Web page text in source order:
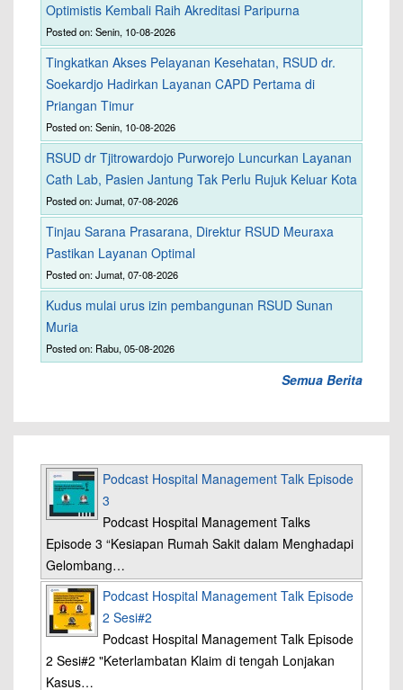
Optimistis Kembali Raih Akreditasi Paripurna
Posted on: Senin, 10-08-2026
Tingkatkan Akses Pelayanan Kesehatan, RSUD dr.
Soekardjo Hadirkan Layanan CAPD Pertama di
Priangan Timur
Posted on: Senin, 10-08-2026
RSUD dr Tjitrowardojo Purworejo Luncurkan Layanan
Cath Lab, Pasien Jantung Tak Perlu Rujuk Keluar Kota
Posted on: Jumat, 07-08-2026
Tinjau Sarana Prasarana, Direktur RSUD Meuraxa
Pastikan Layanan Optimal
Posted on: Jumat, 07-08-2026
Kudus mulai urus izin pembangunan RSUD Sunan
Muria
Posted on: Rabu, 05-08-2026
Semua Berita
Podcast Hospital Management Talk Episode
3
Podcast Hospital Management Talks
Episode 3 “Kesiapan Rumah Sakit dalam Menghadapi
Gelombang…
Podcast Hospital Management Talk Episode
2 Sesi#2
Podcast Hospital Management Talk Episode
2 Sesi#2 "Keterlambatan Klaim di tengah Lonjakan
Kasus…